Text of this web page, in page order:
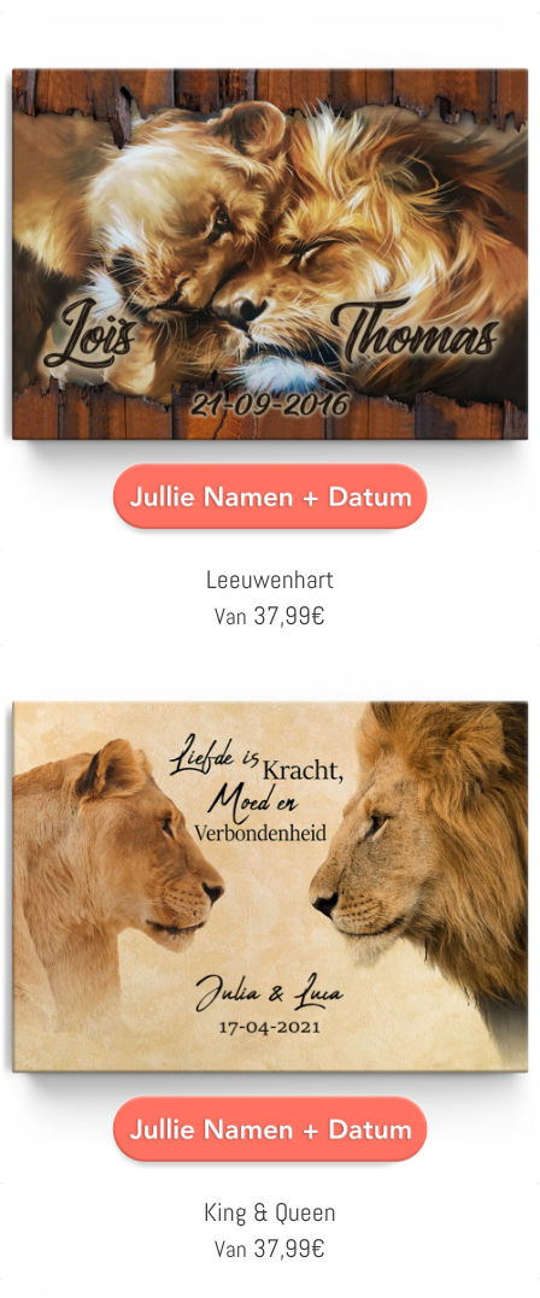
Leeuwenhart
Van 37,99€
King & Queen
Van 37,99€